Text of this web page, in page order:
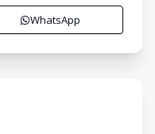
WhatsApp